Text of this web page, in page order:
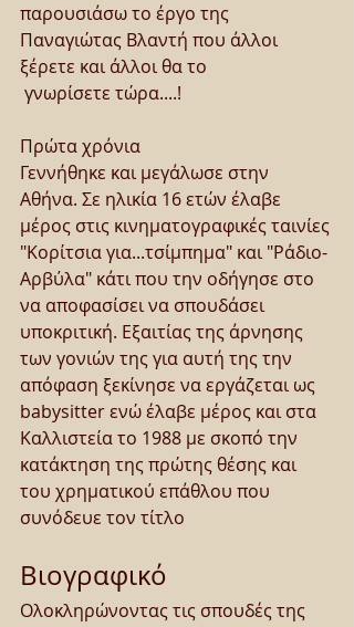
παρουσιάσω το έργο της
Παναγιώτας Βλαντή που άλλοι
ξέρετε και άλλοι θα το
γνωρίσετε τώρα....!
Πρώτα χρόνια
Γεννήθηκε και μεγάλωσε στην
Αθήνα. Σε ηλικία 16 ετών έλαβε
μέρος στις κινηματογραφικές ταινίες
"Κορίτσια για...τσίμπημα" και "Ράδιο-
Αρβύλα" κάτι που την οδήγησε στο
να αποφασίσει να σπουδάσει
υποκριτική. Εξαιτίας της άρνησης
των γονιών της για αυτή της την
απόφαση ξεκίνησε να εργάζεται ως
babysitter ενώ έλαβε μέρος και στα
Καλλιστεία το 1988 με σκοπό την
κατάκτηση της πρώτης θέσης και
του χρηματικού επάθλου που
συνόδευε τον τίτλο
Βιογραφικό
Ολοκληρώνοντας τις σπουδές της